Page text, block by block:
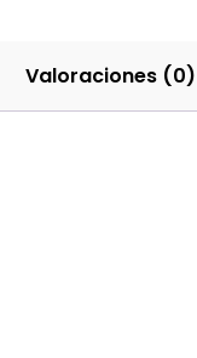
Valoraciones (0)